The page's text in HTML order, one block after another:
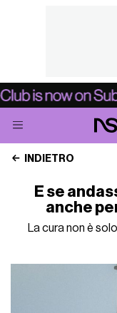
INDIETRO
E se
anche
La cura non è